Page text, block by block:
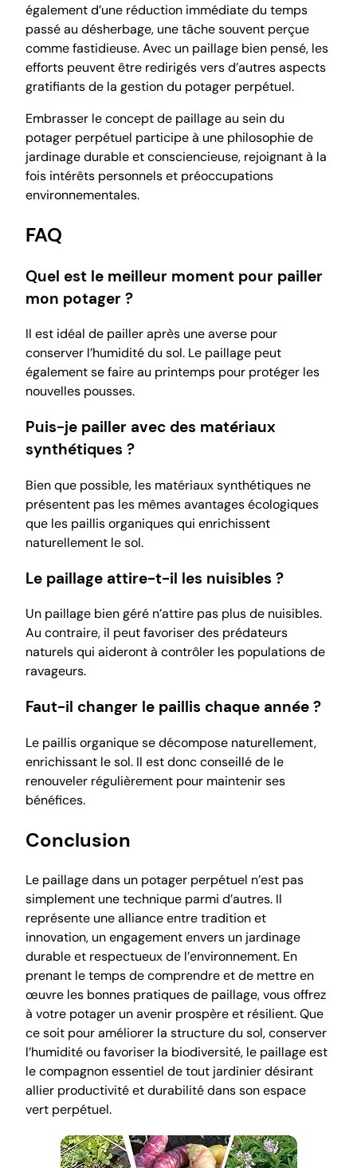
également d’une réduction immédiate du temps
passé au désherbage, une tâche souvent perçue
comme fastidieuse. Avec un paillage bien pensé, les
efforts peuvent être redirigés vers d’autres aspects
gratifiants de la gestion du potager perpétuel.
Embrasser le concept de paillage au sein du
potager perpétuel participe à une philosophie de
jardinage durable et consciencieuse, rejoignant à la
fois intérêts personnels et préoccupations
environnementales.
FAQ
Quel est le meilleur moment pour pailler
mon potager ?
Il est idéal de pailler après une averse pour
conserver l’humidité du sol. Le paillage peut
également se faire au printemps pour protéger les
nouvelles pousses.
Puis-je pailler avec des matériaux
synthétiques ?
Bien que possible, les matériaux synthétiques ne
présentent pas les mêmes avantages écologiques
que les paillis organiques qui enrichissent
naturellement le sol.
Le paillage attire-t-il les nuisibles ?
Un paillage bien géré n’attire pas plus de nuisibles.
Au contraire, il peut favoriser des prédateurs
naturels qui aideront à contrôler les populations de
ravageurs.
Faut-il changer le paillis chaque année ?
Le paillis organique se décompose naturellement,
enrichissant le sol. Il est donc conseillé de le
renouveler régulièrement pour maintenir ses
bénéfices.
Conclusion
Le paillage dans un potager perpétuel n’est pas
simplement une technique parmi d’autres. Il
représente une alliance entre tradition et
innovation, un engagement envers un jardinage
durable et respectueux de l’environnement. En
prenant le temps de comprendre et de mettre en
œuvre les bonnes pratiques de paillage, vous offrez
à votre potager un avenir prospère et résilient. Que
ce soit pour améliorer la structure du sol, conserver
l’humidité ou favoriser la biodiversité, le paillage est
le compagnon essentiel de tout jardinier désirant
allier productivité et durabilité dans son espace
vert perpétuel.